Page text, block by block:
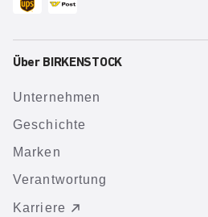
Über BIRKENSTOCK
Unternehmen
Geschichte
Marken
Verantwortung
Karriere